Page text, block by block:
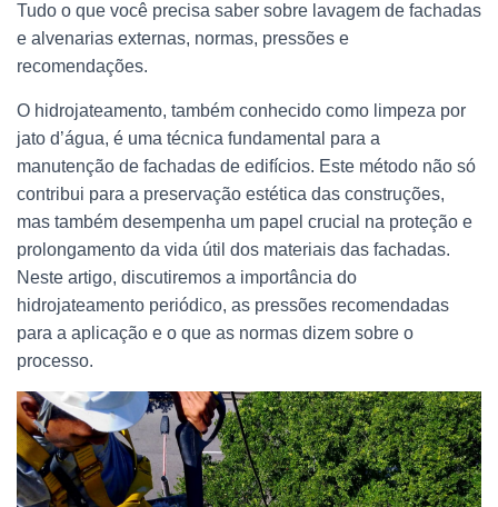
Tudo o que você precisa saber sobre lavagem de fachadas
e alvenarias externas, normas, pressões e
recomendações.
O hidrojateamento, também conhecido como limpeza por
jato d’água, é uma técnica fundamental para a
manutenção de fachadas de edifícios. Este método não só
contribui para a preservação estética das construções,
mas também desempenha um papel crucial na proteção e
prolongamento da vida útil dos materiais das fachadas.
Neste artigo, discutiremos a importância do
hidrojateamento periódico, as pressões recomendadas
para a aplicação e o que as normas dizem sobre o
processo.